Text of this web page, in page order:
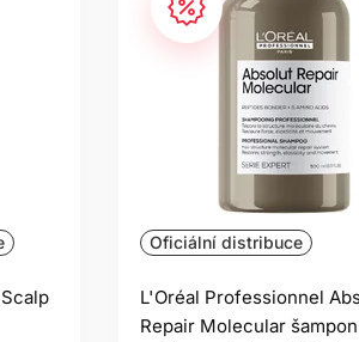
Oficiální distribuce
L'Oréal Professionnel
Repair Molecular